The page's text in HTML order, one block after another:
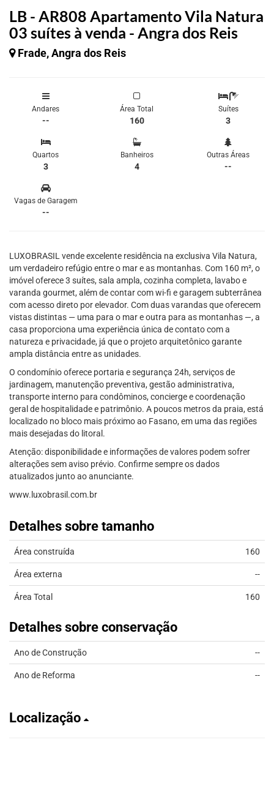
LB - AR808 Apartamento Vila Natura
03 suítes à venda - Angra dos Reis
Frade, Angra dos Reis
Andares
--
Área Total
160
Suítes
3
Quartos
3
Banheiros
4
Outras Áreas
--
Vagas de Garagem
--
LUXOBRASIL vende excelente residência na exclusiva Vila Natura,
um verdadeiro refúgio entre o mar e as montanhas. Com 160 m², o
imóvel oferece 3 suítes, sala ampla, cozinha completa, lavabo e
varanda gourmet, além de contar com wi-fi e garagem subterrânea
com acesso direto por elevador. Com duas varandas que oferecem
vistas distintas — uma para o mar e outra para as montanhas —, a
casa proporciona uma experiência única de contato com a
natureza e privacidade, já que o projeto arquitetônico garante
ampla distância entre as unidades.
O condomínio oferece portaria e segurança 24h, serviços de
jardinagem, manutenção preventiva, gestão administrativa,
transporte interno para condôminos, concierge e coordenação
geral de hospitalidade e patrimônio. A poucos metros da praia, está
localizado no bloco mais próximo ao Fasano, em uma das regiões
mais desejadas do litoral.
Atenção: disponibilidade e informações de valores podem sofrer
alterações sem aviso prévio. Confirme sempre os dados
atualizados junto ao anunciante.
www.luxobrasil.com.br
Detalhes sobre tamanho
Área construída 160
Área externa --
Área Total 160
Detalhes sobre conservação
Ano de Construção --
Ano de Reforma --
Localização